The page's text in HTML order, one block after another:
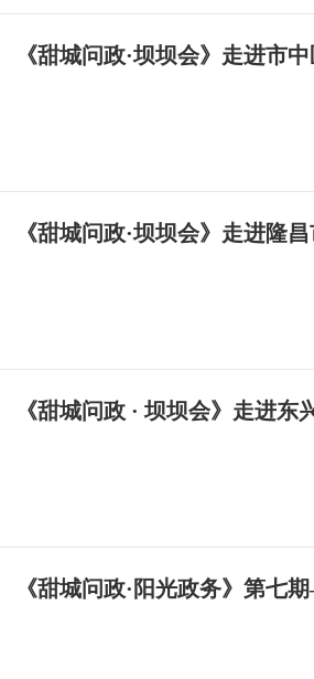
《甜城问政·坝坝会》走进市
《甜城问政·坝坝会》走进隆
《甜城问政 · 坝坝会》走进东
《甜城问政·阳光政务》第七